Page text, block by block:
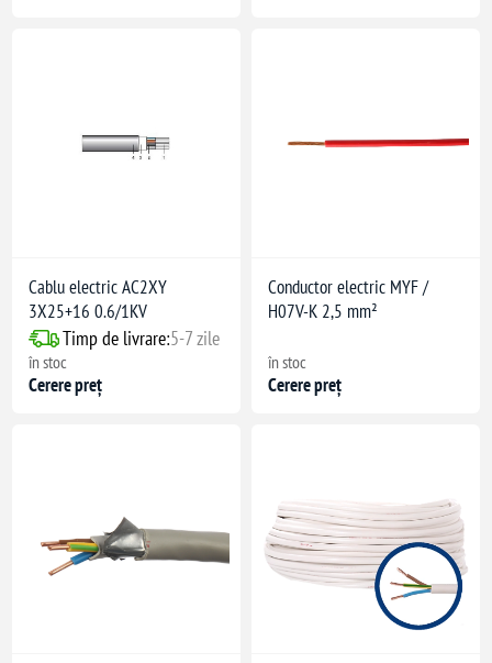
Cablu electric AC2XY
3X25+16 0.6/1KV
Timp de livrare:5-7 zile
în stoc
Cerere preț
Conductor electric MYF /
H07V-K 2,5 mm²
în stoc
Cerere preț